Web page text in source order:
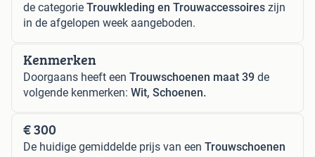
de categorie Trouwkleding en Trouwaccessoires zijn
in de afgelopen week aangeboden.
Kenmerken
Doorgaans heeft een Trouwschoenen maat 39 de
volgende kenmerken: Wit, Schoenen.
€ 300
De huidige gemiddelde prijs van een Trouwschoenen